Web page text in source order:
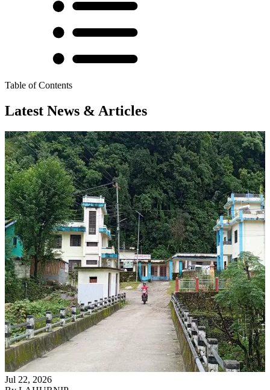
Table of Contents
Latest News & Articles
Jul 22, 2026